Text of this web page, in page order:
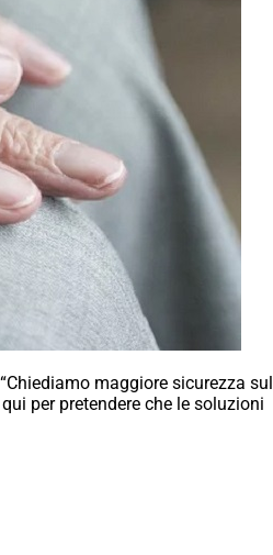
maggiore sicurezza sul
per pretendere che le soluzioni